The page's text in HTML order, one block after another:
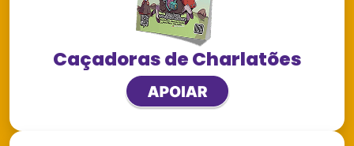
Caçadoras de Charlatões